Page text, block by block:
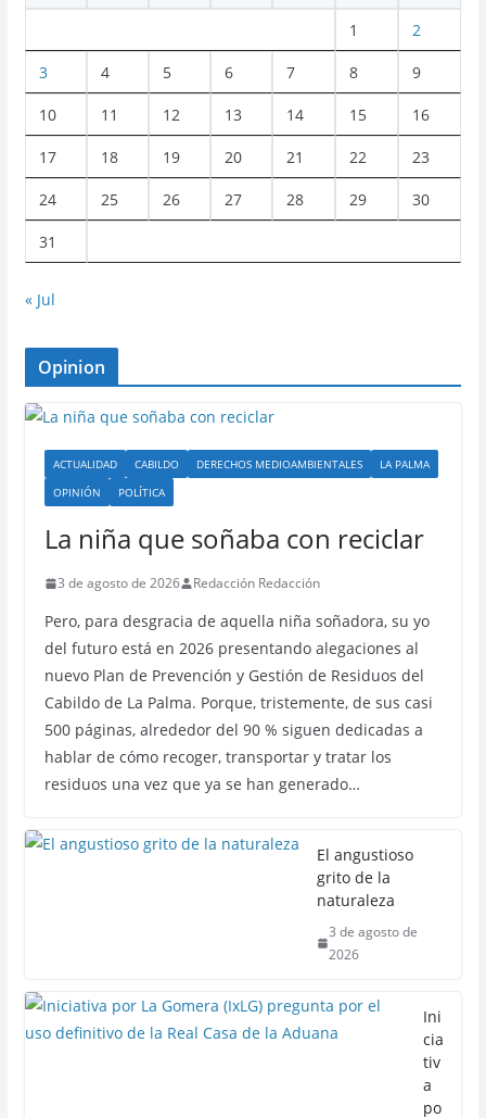
1 2
3 4 5 6 7 8 9
10 11 12 13 14 15 16
17 18 19 20 21 22 23
24 25 26 27 28 29 30
31
« Jul
Opinion
ACTUALIDAD CABILDO DERECHOS MEDIOAMBIENTALES
LA PALMA
OPINIÓN
POLÍTICA
La niña que soñaba con reciclar
3 de agosto de 2026 Redacción Redacción
Pero, para desgracia de aquella niña soñadora, su yo
del futuro está en 2026 presentando alegaciones al
nuevo Plan de Prevención y Gestión de Residuos del
Cabildo de La Palma. Porque, tristemente, de sus casi
500 páginas, alrededor del 90 % siguen dedicadas a
hablar de cómo recoger, transportar y tratar los
residuos una vez que ya se han generado…
El angustioso
grito de la
naturaleza
3 de agosto de
2026
Ini
cia
tiv
a
po